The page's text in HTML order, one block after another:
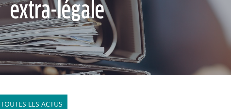
extra-légale
TOUTES LES ACTUS